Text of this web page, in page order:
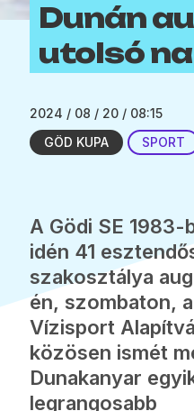
Dunán
utolsó
2024 / 08 / 20 / 08:15
GÖD KUPA
SPORT
A Gödi SE 1983-
idén 41
szakosztálya
én, szombaton,
Vízisport
közösen ismét
Dunakanyar
legrangosabb